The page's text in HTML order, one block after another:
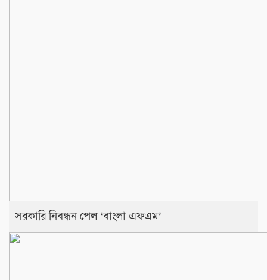
সরকারি নিবন্ধন পেল ‘বাংলা এফএম’